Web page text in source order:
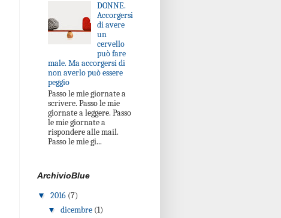
DONNE.
Accorgersi
di avere
un
cervello
può fare
male. Ma accorgersi di
non averlo può essere
peggio
Passo le mie giornate a
scrivere. Passo le mie
giornate a leggere. Passo
le mie giornate a
rispondere alle mail.
Passo le mie gi...
ArchivioBlue
▼ 2016 (7)
▼ dicembre (1)